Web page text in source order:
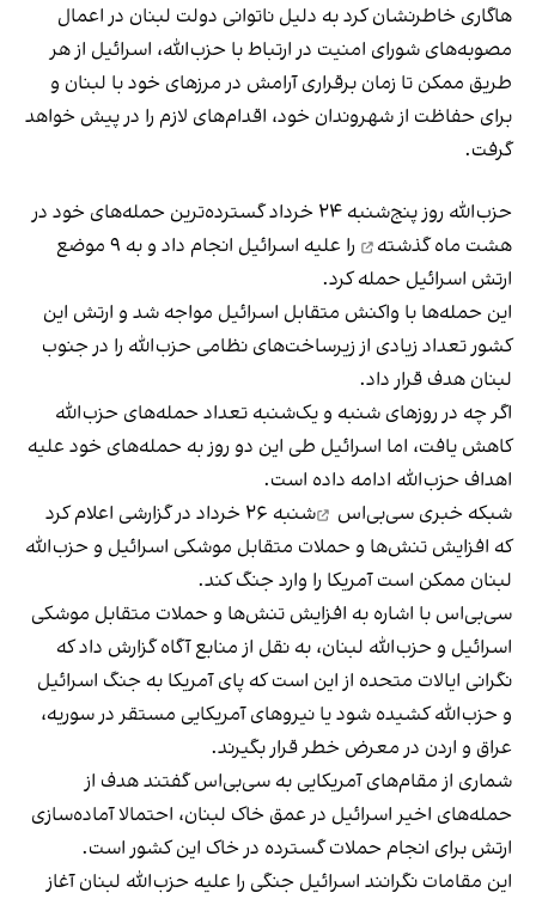
هاگاری خاطرنشان کرد به دلیل ناتوانی دولت لبنان در اعمال
مصوبه‌های شورای امنیت در ارتباط با حزب‌الله، اسرائیل از هر
طریق ممکن تا زمان برقراری آرامش در مرزهای خود با لبنان و
برای حفاظت از شهروندان خود، اقدام‌های لازم را در پیش خواهد
گرفت.
حزب‌الله روز پنج‌شنبه ۲۴ خرداد
گسترده‌ترین حمله‌های خود در
هشت ماه گذشته
را علیه اسرائیل انجام داد و به ۹ موضع
ارتش اسرائیل حمله کرد.
این حمله‌ها با واکنش متقابل اسرائیل مواجه شد و ارتش این
کشور تعداد زیادی از زیرساخت‌های نظامی حزب‌الله را در جنوب
لبنان هدف قرار داد.
اگر چه در روزهای شنبه و یک‌شنبه تعداد حمله‌های حزب‌الله
کاهش یافت، اما اسرائیل طی این دو روز به حمله‌های خود علیه
اهداف حزب‌الله ادامه داده است.
شبکه خبری سی‌بی‌اس
شنبه ۲۶ خرداد در گزارشی اعلام کرد
که افزایش تنش‌ها و حملات متقابل موشکی اسرائیل و حزب‌الله
لبنان ممکن است آمریکا را وارد جنگ کند.
سی‌بی‌اس با اشاره به افزایش تنش‌ها و حملات متقابل موشکی
اسرائیل و حزب‌الله لبنان، به نقل از منابع آگاه گزارش داد که
نگرانی ایالات متحده از این است که پای آمریکا به جنگ اسرائیل
و حزب‌الله کشیده شود یا نیروهای آمریکایی مستقر در سوریه،
عراق و اردن در معرض خطر قرار بگیرند.
شماری از مقام‌های آمریکایی به سی‌بی‌اس گفتند هدف از
حمله‌های اخیر اسرائیل در عمق خاک لبنان، احتمالا آماده‌سازی
ارتش برای انجام حملات گسترده در خاک این کشور است.
این مقامات نگرانند اسرائیل جنگی را علیه حزب‌الله لبنان آغاز